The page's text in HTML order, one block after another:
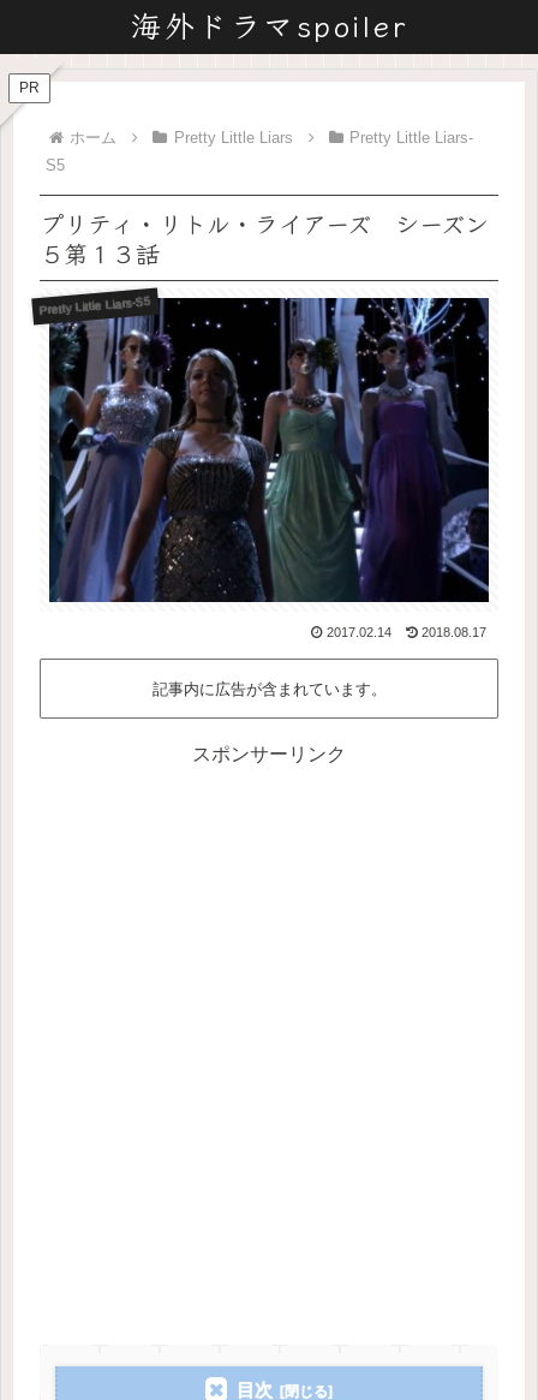
海外ドラマspoiler
PR
ホーム Pretty Little Liars
Pretty Little Liars-
S5
プリティ・リトル・ライアーズ シーズン
５第１３話
Pretty Little Liars-S5
2017.02.14 2018.08.17
記事内に広告が含まれています。
スポンサーリンク
目次